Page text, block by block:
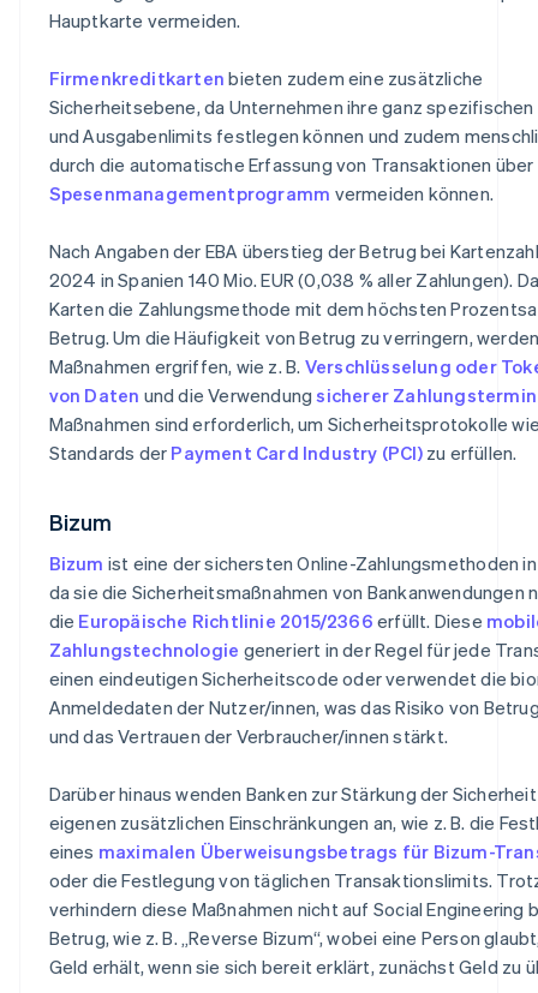
Hauptkarte vermeiden.
Firmenkreditkarten bieten zudem eine zusätzliche
Sicherheitsebene, da Unternehmen ihre ganz spezifischen
und Ausgabenlimits festlegen können und zudem
durch die automatische Erfassung von Transaktionen über
Spesenmanagementprogramm vermeiden können.
Nach Angaben der EBA überstieg der Betrug bei
2024 in Spanien 140 Mio. EUR (0,038 % aller Zahlungen).
Karten die Zahlungsmethode mit dem höchsten
Betrug. Um die Häufigkeit von Betrug zu verringern,
Maßnahmen ergriffen, wie z. B. Verschlüsselung oder
von Daten und die Verwendungsicherer
Maßnahmen sind erforderlich, um Sicherheitsprotokolle
Standards der Payment Card Industry (PCI)zu erfüllen.
Bizum
Bizum ist eine der sichersten Online-Zahlungsmethoden in
da sie die Sicherheitsmaßnahmen von Bankanwendungen
die Europäische Richtlinie 2015/2366 erfüllt. Diese
Zahlungstechnologie generiert in der Regel für jede
einen eindeutigen Sicherheitscode oder verwendet die
Anmeldedaten der Nutzer/innen, was das Risiko von
und das Vertrauen der Verbraucher/innen stärkt.
Darüber hinaus wenden Banken zur Stärkung der
eigenen zusätzlichen Einschränkungen an, wie z. B. die
eines maximalen Überweisungsbetrags für Bizum-
oder die Festlegung von täglichen Transaktionslimits.
verhindern diese Maßnahmen nicht auf Social Engineering
Betrug, wie z. B. „Reverse Bizum“, wobei eine Person
Geld erhält, wenn sie sich bereit erklärt, zunächst Geld zu